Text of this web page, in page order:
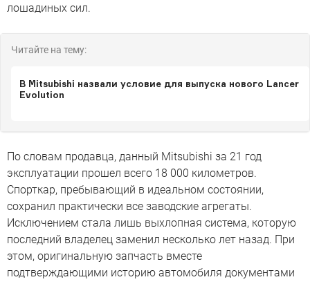
лошадиных сил.
Читайте на тему:
В Mitsubishi назвали условие для выпуска нового Lancer
Evolution
По словам продавца, данный Mitsubishi за 21 год
эксплуатации прошел всего 18 000 километров.
Спорткар, пребывающий в идеальном состоянии,
сохранил практически все заводские агрегаты.
Исключением стала лишь выхлопная система, которую
последний владелец заменил несколько лет назад. При
этом, оригинальную запчасть вместе
подтверждающими историю автомобиля документами